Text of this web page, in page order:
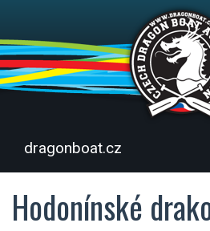
dragonboat.cz
Hodonínské